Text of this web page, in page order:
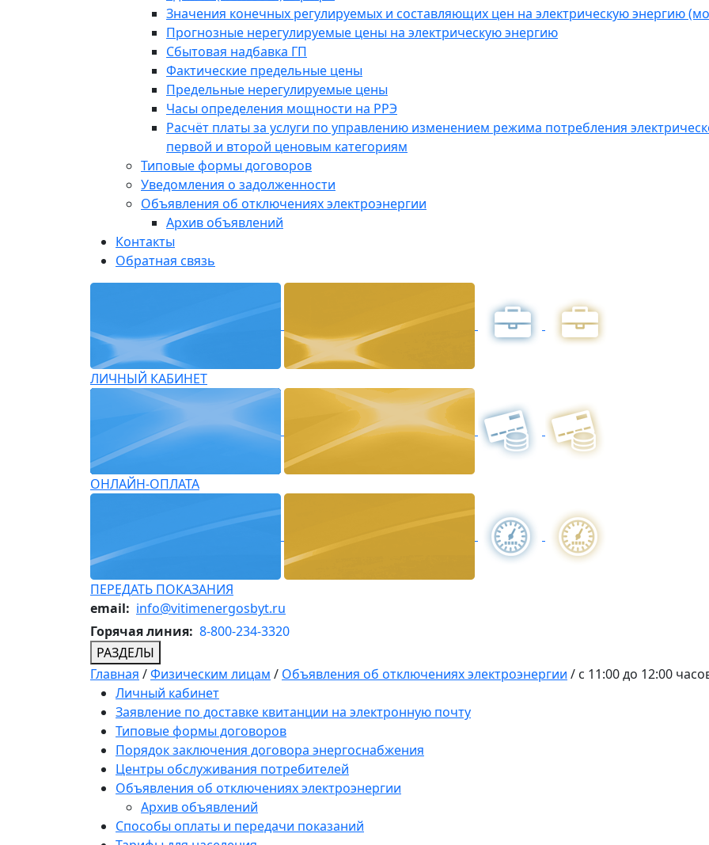
Значения конечных регулируемых и составляющих цен на электрическую энергию
Прогнозные нерегулируемые цены на электрическую энергию
Сбытовая надбавка ГП
Фактические предельные цены
Предельные нерегулируемые цены
Часы определения мощности на РРЭ
Расчёт платы за услуги по управлению изменением режима потребления
первой и второй ценовым категориям
Типовые формы договоров
Уведомления о задолженности
Объявления об отключениях электроэнергии
Архив объявлений
Контакты
Обратная связь
ЛИЧНЫЙ КАБИНЕТ
ОНЛАЙН-ОПЛАТА
ПЕРЕДАТЬ ПОКАЗАНИЯ
email: info@vitimenergosbyt.ru
Горячая линия: 8-800-234-3320
РАЗДЕЛЫ
Главная /Физическим лицам / Объявления об отключениях электроэнергии / с 11:00 до 12:00
Личный кабинет
Заявление по доставке квитанции на электронную почту
Типовые формы договоров
Порядок заключения договора энергоснабжения
Центры обслуживания потребителей
Объявления об отключениях электроэнергии
Архив объявлений
Способы оплаты и передачи показаний